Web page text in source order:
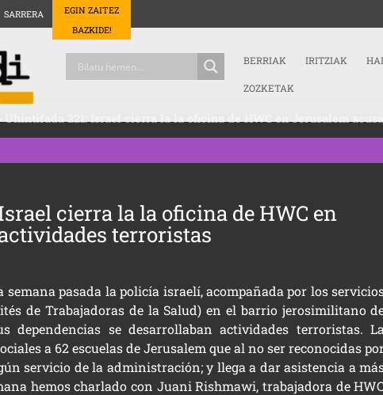
SARRERA
EGIN ZAITEZ
BAZKIDE!
BERRIAK IRITZIAK
ZOZKETAK
Uhintifada 221: Israel cierra la la oficina de HWC en Jerusalem
cierra la la oficina de HWC en
terroristas
semana pasada la policía israelí, acompañada por los
de Trabajadoras de la Salud) en el barrio jerosimilitano
dependencias se desarrollaban actividades terroristas. La
a 62 escuelas de Jerusalem que al no ser reconocidas
servicio de la administración; y llega a dar asistencia a
hemos charlado con Juani Rishmawi, trabajadora de